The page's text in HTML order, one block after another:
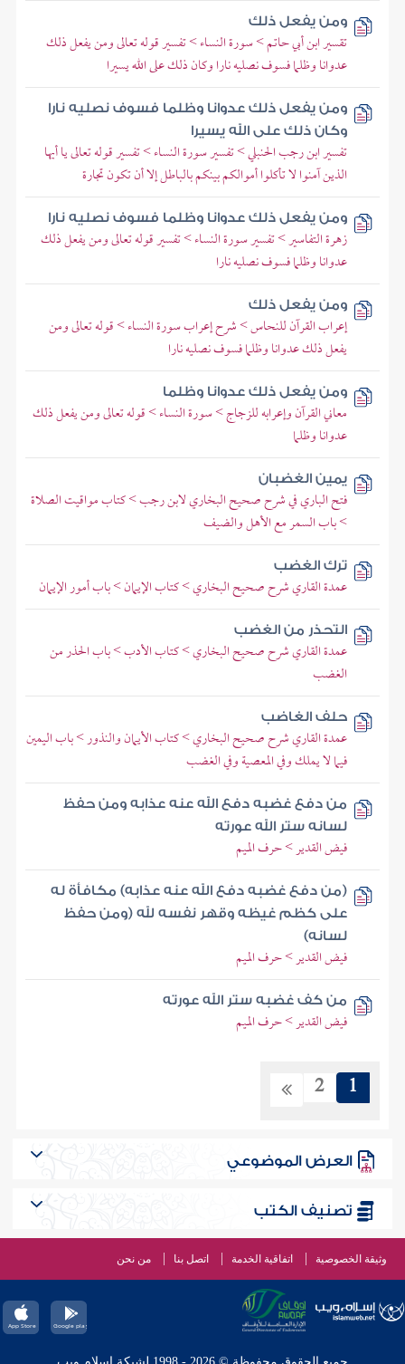
ومن يفعل ذلك
تقسير ابن أبي حاتم > سورة النساء > تفسير قوله تعالى ومن يفعل ذلك
عدوانا وظلما فسوف نصليه نارا وكان ذلك على الله يسيرا
ومن يفعل ذلك عدوانا وظلما فسوف نصليه نارا
وكان ذلك على الله يسيرا
تفسير ابن رجب الحنبلي > تفسير سورة النساء > تفسير قوله تعالى يا أيها
الذين آمنوا لا تأكلوا أموالكم بينكم بالباطل إلا أن تكون تجارة
ومن يفعل ذلك عدوانا وظلما فسوف نصليه نارا
زهرة التفاسير > تفسير سورة النساء > تفسير قوله تعالى ومن يفعل ذلك
عدوانا وظلما فسوف نصليه نارا
ومن يفعل ذلك
إعراب القرآن للنحاس > شرح إعراب سورة النساء > قوله تعالى ومن
يفعل ذلك عدوانا وظلما فسوف نصليه نارا
ومن يفعل ذلك عدوانا وظلما
معاني القرآن وإعرابه للزجاج > سورة النساء > قوله تعالى ومن يفعل ذلك
عدوانا وظلما
يمين الغضبان
فتح الباري في شرح صحيح البخاري لابن رجب > كتاب مواقيت الصلاة
> باب السمر مع الأهل والضيف
ترك الغضب
عمدة القاري شرح صحيح البخاري > كتاب الإيمان > باب أمور الإيمان
التحذر من الغضب
عمدة القاري شرح صحيح البخاري > كتاب الأدب > باب الحذر من
الغضب
حلف الغاضب
عمدة القاري شرح صحيح البخاري > كتاب الأيمان والنذور > باب اليمين
فيما لا يملك وفي المعصية وفي الغضب
من دفع غضبه دفع الله عنه عذابه ومن حفظ
لسانه ستر الله عورته
فيض القدير > حرف الميم
(من دفع غضبه دفع الله عنه عذابه) مكافأة له
على كظم غيظه وقهر نفسه لله (ومن حفظ
لسانه)
فيض القدير > حرف الميم
من كف غضبه ستر الله عورته
فيض القدير > حرف الميم
1
2
العرض الموضوعي
تصنيف الكتب
وثيقة الخصوصية اتفاقية الخدمة اتصل بنا من نحن